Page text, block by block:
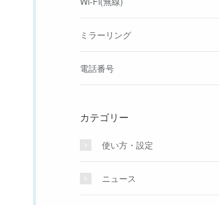
ミラーリング
電話番号
カテゴリー
使い方・設定
ニュース